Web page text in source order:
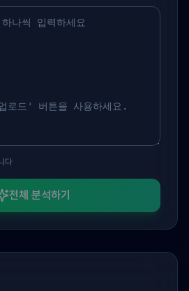
다
전체 분석하기